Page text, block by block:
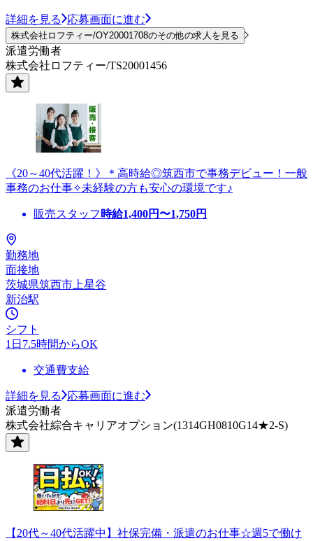
詳細を見る 応募画面に進む
株式会社ロフティー/OY20001708のその他の求人を見る
派遣労働者
株式会社ロフティー/TS20001456
《20～40代活躍！》＊高時給◎筑西市で事務デビュー！一般
事務のお仕事✧未経験の方も安心の環境です♪
販売スタッフ 時給1,400円〜1,750円
勤務地
面接地
茨城県筑西市上星谷
新治駅
シフト
1日7.5時間からOK
交通費支給
詳細を見る
応募画面に進む
派遣労働者
株式会社綜合キャリアオプション(1314GH0810G14★2-S)
【20代～40代活躍中】社保完備・派遣のお仕事☆週5で働け